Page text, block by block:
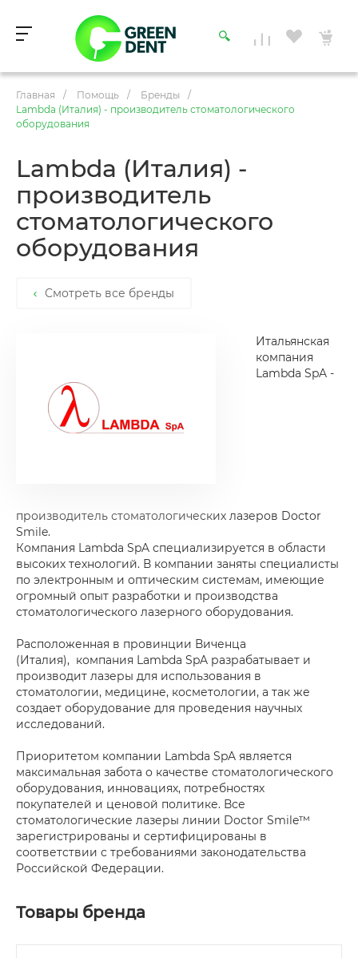
Главная / Помощь / Бренды
/
Lambda (Италия) - производитель стоматологического
оборудования
Lambda (Италия) -
производитель
стоматологического
оборудования
Смотреть все бренды
Итальянская
компания
Lambda SpA -
производитель стоматологических лазеров Doctor
Smile.
Компания Lambda SpA специализируется в области
высоких технологий. В компании заняты специалисты
по электронным и оптическим системам, имеющие
огромный опыт разработки и производства
стоматологического лазерного оборудования.
Расположенная в провинции Виченца
(Италия), компания Lambda SpA разрабатывает и
производит лазеры для использования в
стоматологии, медицине, косметологии, а так же
создает оборудование для проведения научных
исследований.
Приоритетом компании Lambda SpA является
максимальная забота о качестве стоматологического
оборудования, инновациях, потребностях
покупателей и ценовой политике. Все
стоматологические лазеры линии Doctor Smile™
зарегистрированы и сертифицированы в
соответствии с требованиями законодательства
Российской Федерации.
Товары бренда